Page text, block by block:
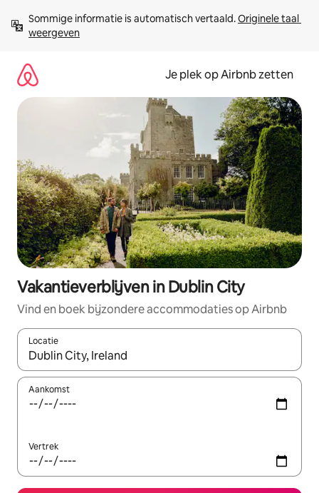
direct
naar
Sommige informatie is automatisch vertaald. Originele taal
weergeven
Je plek op Airbnb zetten
Vakantieverblijven in Dublin City
Vind en boek bijzondere accommodaties op Airbnb
Locatie
Wanneer er resultaten beschikbaar zijn, maak je een keuze
Aankomst
Vertrek